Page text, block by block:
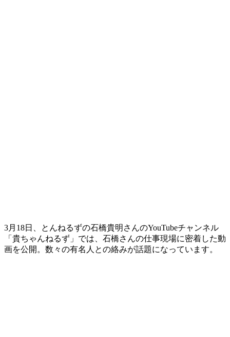
3月18日、とんねるずの石橋貴明さんのYouTubeチャンネル
「貴ちゃんねるず」では、石橋さんの仕事現場に密着した動
画を公開。数々の有名人との絡みが話題になっています。